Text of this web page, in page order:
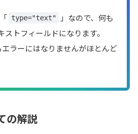
type="text"
」なので、何も
トフィールドになります。
ラーにはなりませんがほとんど
の解説